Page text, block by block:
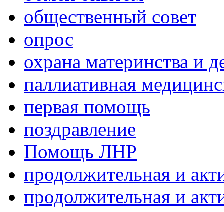
общественный совет
опрос
охрана материнства и
паллиативная
первая помощь
поздравление
Помощь ЛНР
продолжительная и
продолжительная и